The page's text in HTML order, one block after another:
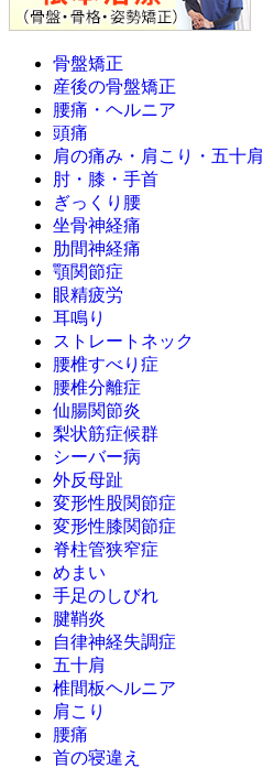
骨盤矯正
産後の骨盤矯正
腰痛・ヘルニア
頭痛
肩の痛み・肩こり・五十肩
肘・膝・手首
ぎっくり腰
坐骨神経痛
肋間神経痛
顎関節症
眼精疲労
耳鳴り
ストレートネック
腰椎すべり症
腰椎分離症
仙腸関節炎
梨状筋症候群
シーバー病
外反母趾
変形性股関節症
変形性膝関節症
脊柱管狭窄症
めまい
手足のしびれ
腱鞘炎
自律神経失調症
五十肩
椎間板ヘルニア
肩こり
腰痛
首の寝違え